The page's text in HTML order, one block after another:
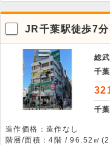
JR千葉駅徒歩7
総
千
千
造作価格：造作なし
階層/面積：4階 / 96.52㎡